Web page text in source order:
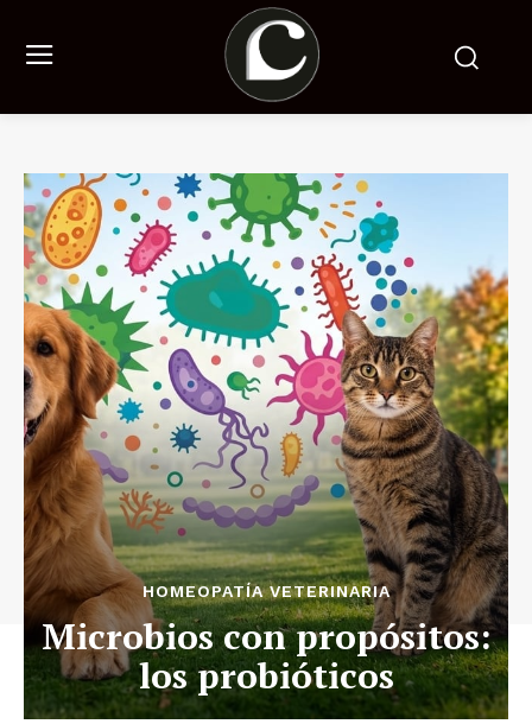
HOMEOPATÍA VETERINARIA
Microbios con propósitos:
los probióticos